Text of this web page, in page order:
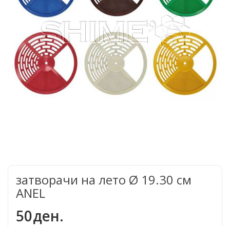
затворачи на лето Ø 19.30 см
ANEL
50ден.